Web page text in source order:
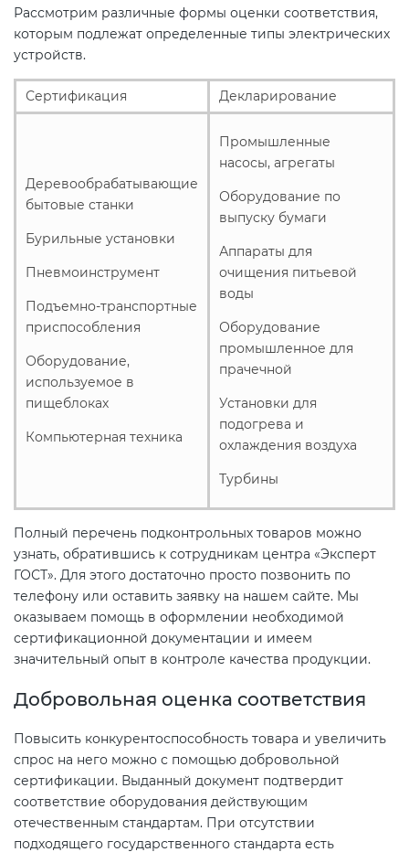
Рассмотрим различные формы оценки соответствия,
которым подлежат определенные типы электрических
устройств.
Сертификация Декларирование
Деревообрабатывающие
бытовые станки
Бурильные установки
Пневмоинструмент
Подъемно-транспортные
приспособления
Оборудование,
используемое в
пищеблоках
Компьютерная техника
Промышленные
насосы, агрегаты
Оборудование по
выпуску бумаги
Аппараты для
очищения питьевой
воды
Оборудование
промышленное для
прачечной
Установки для
подогрева и
охлаждения воздуха
Турбины
Полный перечень подконтрольных товаров можно
узнать, обратившись к сотрудникам центра «Эксперт
ГОСТ». Для этого достаточно просто позвонить по
телефону или оставить заявку на нашем сайте. Мы
оказываем помощь в оформлении необходимой
сертификационной документации и имеем
значительный опыт в контроле качества продукции.
Добровольная оценка соответствия
Повысить конкурентоспособность товара и увеличить
спрос на него можно с помощью добровольной
сертификации. Выданный документ подтвердит
соответствие оборудования действующим
отечественным стандартам. При отсутствии
подходящего государственного стандарта есть